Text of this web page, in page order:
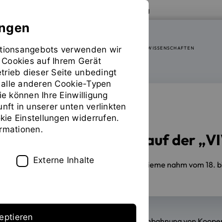
Zur Website der OTH Regensburg
FAKULTÄT SOZIAL- UND GESUNDHEITSWISSENSCHAFTEN
KOOPERATION
OTH Regensburg auf der
26.05.2025 Prof. Dr. Dorothea Thieme nahm vom 18.
verwenden wir
auf Ihrem Gerät
dieser Seite unbedingt
anderen Cookie-Typen
können Ihre Einwilligung
in unserer unten verlinkten
Einstellungen widerrufen.
Externe Inhalte